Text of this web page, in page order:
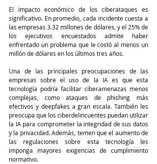
El impacto económico de los ciberataques es
significativo. En promedio, cada incidente cuesta a
las empresas 3.32 millones de dólares, y el 25% de
los ejecutivos encuestados admite haber
enfrentado un problema que le costó al menos un
millón de dólares en los últimos tres años.
Una de las principales preocupaciones de las
empresas sobre el uso de la IA es que esta
tecnología podría facilitar ciberamenazas menos
complejas, como ataques de phishing más
efectivos y deepfakes a gran escala. También les
preocupa que los ciberdelincuentes puedan utilizar
la IA para comprometer la integridad de sus datos
y la privacidad. Además, temen que el aumento de
las regulaciones sobre esta tecnología les
imponga mayores exigencias de cumplimiento
normativo.